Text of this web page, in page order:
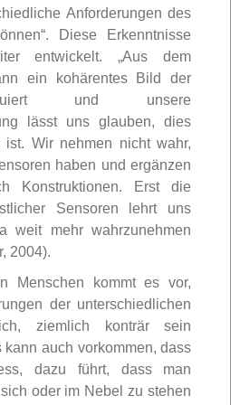
Anforderungen des
Diese Erkenntnisse
entwickelt. „Aus dem
ein kohärentes Bild der
und unsere
lässt uns glauben, dies
Wir nehmen nicht wahr,
haben und ergänzen
Konstruktionen. Erst die
Sensoren lehrt uns
weit mehr wahrzunehmen
2004).
Menschen kommt es vor,
der unterschiedlichen
ziemlich konträr sein
kann auch vorkommen, dass
dazu führt, dass man
oder im Nebel zu stehen